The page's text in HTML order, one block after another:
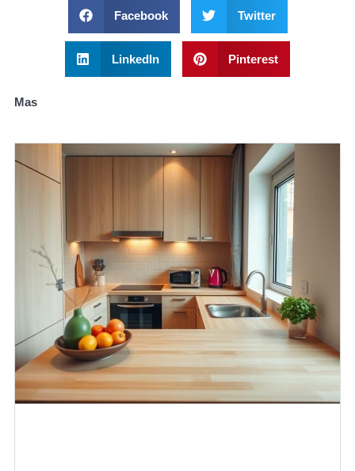
Facebook Twitter
LinkedIn Pinterest
Mas